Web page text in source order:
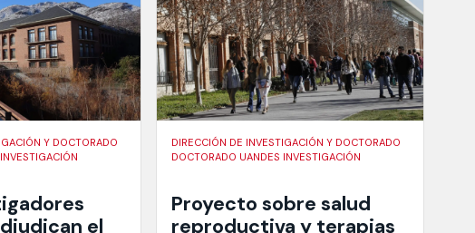
Y DOCTORADO
el
DIRECCIÓN DE INVESTIGACIÓN Y DOCTORADO
DOCTORADO UANDES INVESTIGACIÓN
Proyecto sobre salud
reproductiva y terapias